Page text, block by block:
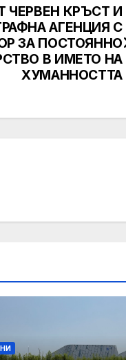
ЧЕРВЕН КРЪСТ И
АГЕНЦИЯ С
ЗА ПОСТОЯННО
В ИМЕТО НА
ХУМАННОСТТА